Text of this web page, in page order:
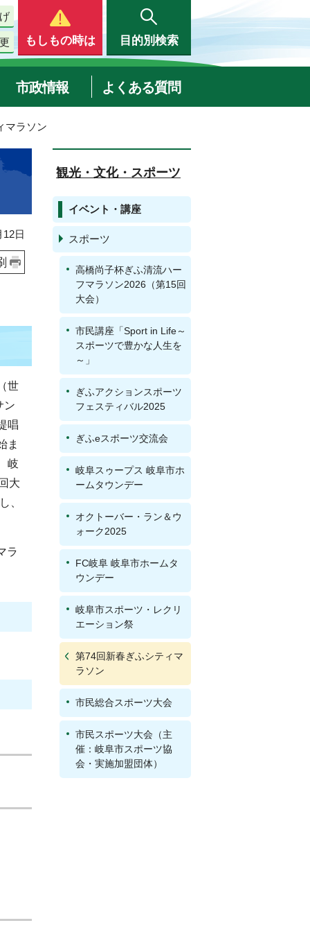
もしもの時は 目的別検索
市政情報 よくある質問
マラソン
日
世
ン
唱
ま
岐
大
、
ラ
観光・文化・スポーツ
イベント・講座
スポーツ
高橋尚子杯ぎふ清流ハー
フマラソン2026（第15回
大会）
市民講座「Sport in Life～
スポーツで豊かな人生を
～」
ぎふアクションスポーツ
フェスティバル2025
ぎふeスポーツ交流会
岐阜スゥープス 岐阜市ホ
ームタウンデー
オクトーバー・ラン＆ウ
ォーク2025
FC岐阜 岐阜市ホームタ
ウンデー
岐阜市スポーツ・レクリ
エーション祭
第74回新春ぎふシティマ
ラソン
市民総合スポーツ大会
市民スポーツ大会（主
催：岐阜市スポーツ協
会・実施加盟団体）